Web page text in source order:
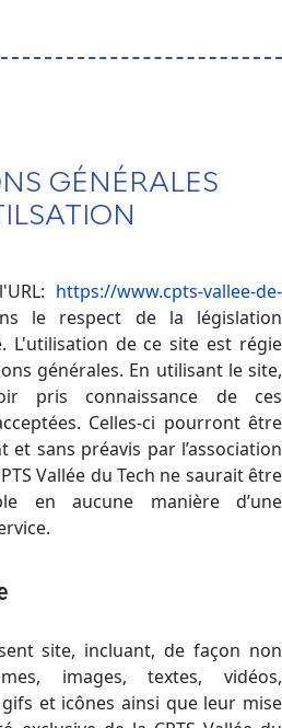
GÉNÉRALES
https://www.cpts-vallee-de-
le respect de la législation
L'utilisation de ce site est régie
générales. En utilisant le site,
pris connaissance de ces
Celles-ci pourront être
sans préavis par l’association
Vallée du Tech ne saurait être
en aucune manière d’une
site, incluant, de façon non
images, textes, vidéos,
et icônes ainsi que leur mise